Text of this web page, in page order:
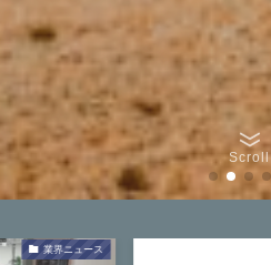
Scroll
業界ニュース